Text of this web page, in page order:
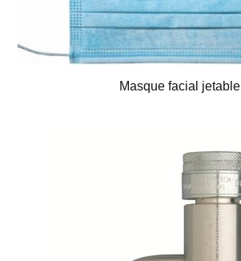
Masque facial jetable